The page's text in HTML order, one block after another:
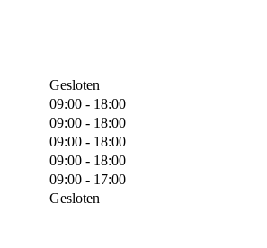
Gesloten
09:00 - 18:00
09:00 - 18:00
09:00 - 18:00
09:00 - 18:00
09:00 - 17:00
Gesloten